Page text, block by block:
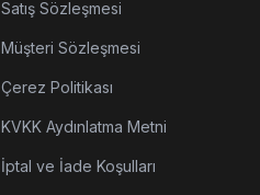
Satış Sözleşmesi
Müşteri Sözleşmesi
Çerez Politikası
KVKK Aydınlatma Metni
İptal ve İade Koşulları